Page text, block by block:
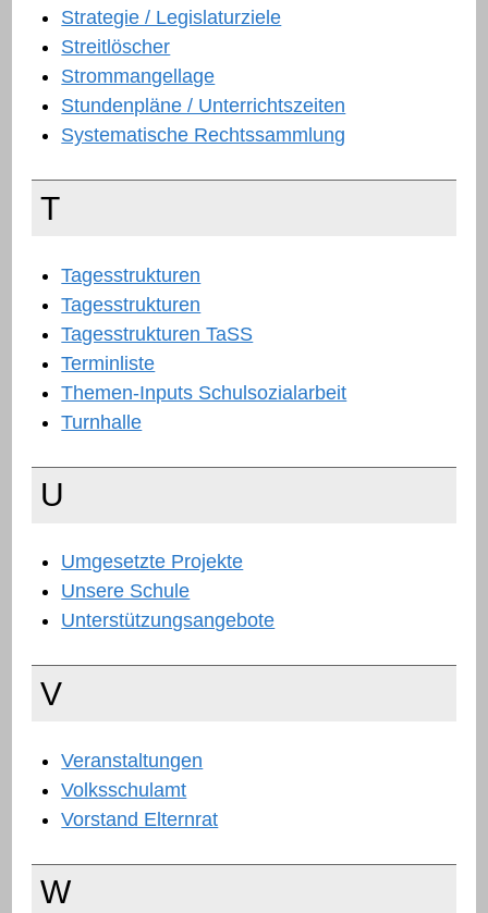
Strategie / Legislaturziele
Streitlöscher
Strommangellage
Stundenpläne / Unterrichtszeiten
Systematische Rechtssammlung
T
Tagesstrukturen
Tagesstrukturen
Tagesstrukturen TaSS
Terminliste
Themen-Inputs Schulsozialarbeit
Turnhalle
U
Umgesetzte Projekte
Unsere Schule
Unterstützungsangebote
V
Veranstaltungen
Volksschulamt
Vorstand Elternrat
W